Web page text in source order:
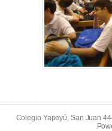
Colegio Yapeyú, San Juan